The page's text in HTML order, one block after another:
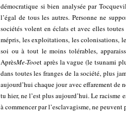
démocratique si bien analysée par
l’égal de tous les autres. Personne ne
sociétés volent en éclats et avec elles
mépris, les exploitations, les colonisations,
soi ou à tout le moins tolérables,
AprèsMe-Tooet après la vague (le tsunami
dans toutes les franges de la société, plus
aujourd’hui chaque jour avec effarement de
tu hier, ne l’est plus aujourd’hui. Le
à commencer par l’esclavagisme, ne peuvent